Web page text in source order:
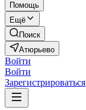
Помощь
Ещё
Поиск
Атюрьево
Войти
Войти
Зарегистрироваться